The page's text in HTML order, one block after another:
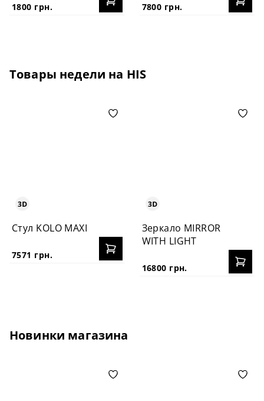
1800 грн. 7800 грн.
Товары недели на HIS
Стул KOLO MAXI
7571 грн.
Зеркало MIRROR
WITH LIGHT
16800 грн.
Новинки магазина